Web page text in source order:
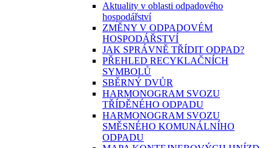
Aktuality v oblasti odpadového
hospodářství
ZMĚNY V ODPADOVÉM
HOSPODÁŘSTVÍ
JAK SPRÁVNĚ TŘÍDIT ODPAD?
PŘEHLED RECYKLAČNÍCH
SYMBOLŮ
SBĚRNÝ DVŮR
HARMONOGRAM SVOZU
TŘÍDĚNÉHO ODPADU
HARMONOGRAM SVOZU
SMĚSNÉHO KOMUNÁLNÍHO
ODPADU